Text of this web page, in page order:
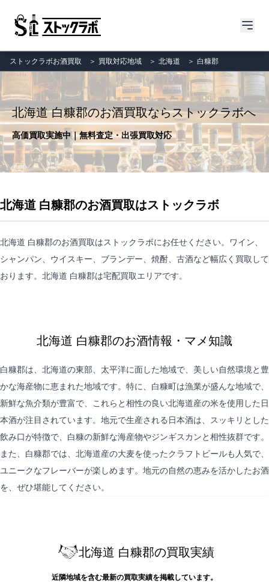
ストックラボお酒買取 ＞ 買取対応地域 ＞ 北海道 ＞ 白糠郡
北海道 白糠郡のお酒買取ならストックラボへ
高価買取実施中｜無料査定・出張買取対応
北海道 白糠郡のお酒買取はストックラボ
北海道 白糠郡のお酒買取はストックラボにお任せください。ワイン、
シャンパン、ウイスキー、ブランデー、焼酎、古酒など幅広く買取して
おります。北海道 白糠郡は宅配買取エリアです。
北海道 白糠郡のお酒情報・マメ知識
白糠郡は、北海道の東部、太平洋に面した地域で、美しい自然環境と豊
かな海産物に恵まれた地域です。特に、白糠町は漁業が盛んな地域で、
新鮮な魚介類が豊富で、これらと相性の良い北海道産の米を使用した日
本酒が注目されています。地元で生産される日本酒は、スッキリとした
飲み口が特徴で、白糠の新鮮な海産物やジンギスカンと相性抜群です。
また、白糠郡では、北海道産の大麦を使ったクラフトビールも人気で、
ユニークなフレーバーが楽しめます。地元の自然の恵みを活かしたお酒
を、ぜひ堪能してください。
北海道 白糠郡の買取実績
近隣地域を含む最新の買取実績を掲載しています。